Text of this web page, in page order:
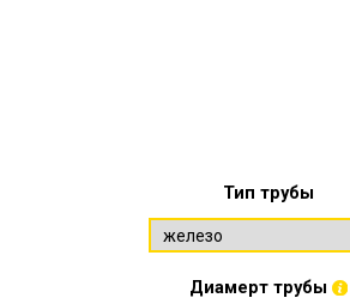
Тип трубы
Диамерт трубы